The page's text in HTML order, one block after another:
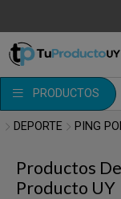
PRODUCTOS
DEPORTE PING
Productos
Producto UY